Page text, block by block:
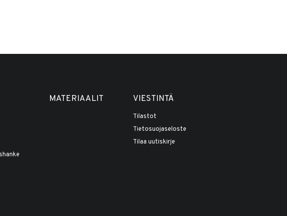
MATERIAALIT VIESTINTÄ
Tilastot
Tietosuojaseloste
Tilaa uutiskirje